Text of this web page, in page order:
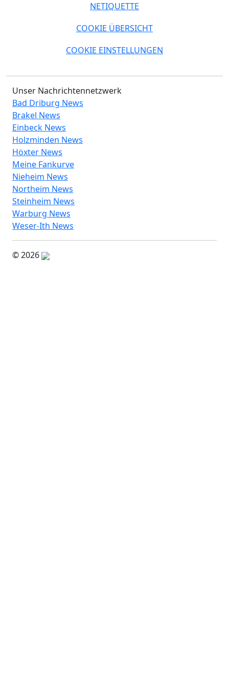
NETIQUETTE
COOKIE ÜBERSICHT
COOKIE EINSTELLUNGEN
Unser Nachrichtennetzwerk
Bad Driburg News
Brakel News
Einbeck News
Holzminden News
Höxter News
Meine Fankurve
Nieheim News
Northeim News
Steinheim News
Warburg News
Weser-Ith News
© 2026